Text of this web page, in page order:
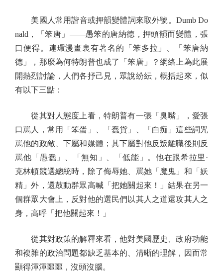
美國人常用諧音或押韻變體詞來取外號。Dumb Do
nald，「笨唐」——愚笨的唐納德，押頭韻而變體，張
口便得。連環漫畫裏有著名的「笨多拉」、「笨唐納
德」，那麼為何特朗普也成了「笨唐」？網絡上為此展
開熱烈討論，人們各抒己見，眾說紛紜，概括起來，似
有以下三點：
從其對人態度上看，特朗普有一張「臭嘴」，愛張
口罵人，常用「笨蛋」、「蠢貨」、「白痴」這些詞咒
罵他的政敵、下屬和媒體；其下屬對他反叛離職後則反
罵他「愚蠢」、「無知」、「低能」。他在跟希拉里·
克林頓競選總統時，除了侮辱她、罵她「魔鬼」和「妖
精」外，還鼓動群眾高喊「把她關起來！」結果在另一
個群眾大會上，反對他的選民們以其人之道還攻其人之
身，高呼「把他關起來！」
從其對政策的解釋來看，他對美國歷史、政府功能
和複雜的政治問題都缺乏基本的、清晰的理解，因而常
顯得渾渾噩噩，沒頭沒腦。